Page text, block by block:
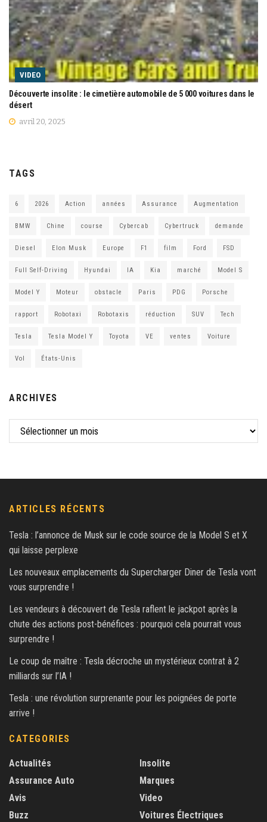
VIDEO
Découverte insolite : le cimetière automobile de 5 000 voitures dans le
désert
avril 20, 2025
TAGS
6 2026 Action années Assurance Augmentation
BMW Chine course Cybercab Cybertruck demande
Diesel Elon Musk Europe F1 film Ford FSD
Full Self-Driving Hyundai IA Kia marché Model S
Model Y Moteur obstacle Paris PDG Porsche
rapport Robotaxi Robotaxis réduction SUV Tech
Tesla Tesla Model Y Toyota VE ventes Voiture
Vol États-Unis
ARCHIVES
ARTICLES RÉCENTS
Tesla : l’annonce de Musk sur le code source de la Model S et X
qui laisse perplexe
Les nouveaux emplacements du Supercharger Diner de Tesla vont
vous surprendre !
Les vendeurs à découvert de Tesla raflent le jackpot après la
chute des actions post-bénéfices : pourquoi cela pourrait vous
surprendre !
Le coup de maître : Tesla décroche un mystérieux contrat à 2
milliards sur l’IA !
Tesla : une révolution surprenante pour les poignées de porte
arrive !
CATEGORIES
Actualités
Assurance Auto
Avis
Buzz
Insolite
Marques
Video
Voitures Électriques